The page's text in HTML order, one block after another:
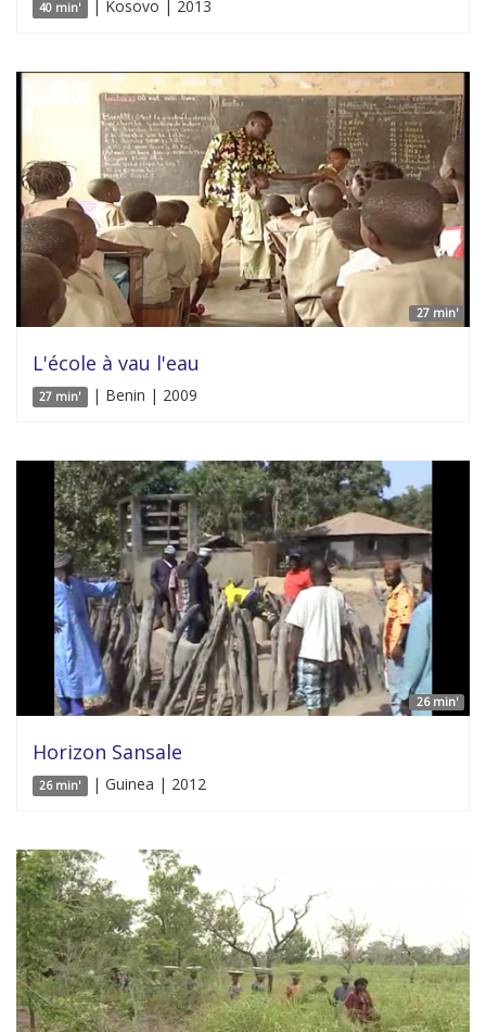
40 min' | Kosovo | 2013
27 min'
L'école à vau l'eau
27 min' | Benin | 2009
26 min'
Horizon Sansale
26 min' | Guinea | 2012